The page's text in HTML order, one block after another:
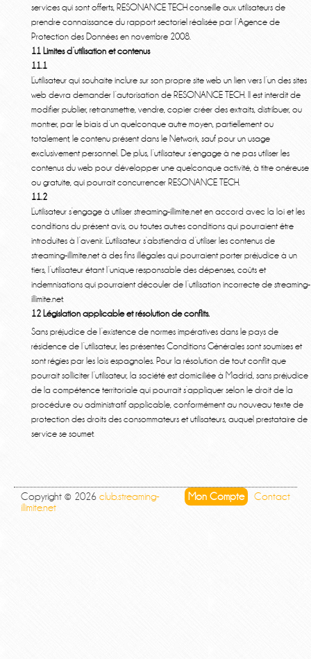
services qui sont offerts, RESONANCE TECH conseille aux utilisateurs de
prendre connaissance du rapport sectoriel réalisée par l’Agence de
Protection des Données en novembre 2008.
11 Limites d’utilisation et contenus
11.1
L’utilisateur qui souhaite inclure sur son propre site web un lien vers l’un des sites
web devra demander l’autorisation de RESONANCE TECH. Il est interdit de
modifier publier, retransmettre, vendre, copier créer des extraits, distribuer, ou
montrer, par le biais d’un quelconque autre moyen, partiellement ou
totalement, le contenu présent dans le Network, sauf pour un usage
exclusivement personnel. De plus, l’utilisateur s’engage à ne pas utiliser les
contenus du web pour développer une quelconque activité, à titre onéreuse
ou gratuite, qui pourrait concurrencer RESONANCE TECH.
11.2
L’utilisateur s’engage à utiliser streaming-illimite.net en accord avec la loi et les
conditions du présent avis, ou toutes autres conditions qui pourraient être
introduites à l’avenir. L’utilisateur s’abstiendra d’utiliser les contenus de
streaming-illimite.net à des fins illégales qui pourraient porter préjudice à un
tiers, l’utilisateur étant l’unique responsable des dépenses, coûts et
indemnisations qui pourraient découler de l’utilisation incorrecte de streaming-
illimite.net.
12 Législation applicable et résolution de conflits.
Sans préjudice de l’existence de normes impératives dans le pays de
résidence de l’utilisateur, les présentes Conditions Générales sont soumises et
sont régies par les lois espagnoles. Pour la résolution de tout conflit que
pourrait solliciter l’utilisateur, la société est domiciliée à Madrid, sans préjudice
de la compétence territoriale qui pourrait s’appliquer selon le droit de la
procédure ou administratif applicable, conformément au nouveau texte de
protection des droits des consommateurs et utilisateurs, auquel prestataire de
service se soumet.
Mon Compte Contact
Copyright © 2026 club.streaming-
illimite.net